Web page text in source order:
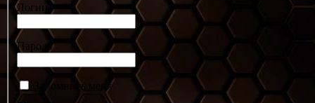
Логин
Пароль
Запомнить меня